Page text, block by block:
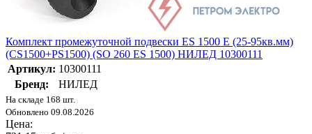
Комплект промежуточной подвески ES 1500 E (25-95кв.мм)
(CS1500+PS1500) (SO 260 ES 1500) НИЛЕД 10300111
Артикул: 10300111
Бренд:
НИЛЕД
На складе 168 шт.
Обновлено 09.08.2026
Цена: